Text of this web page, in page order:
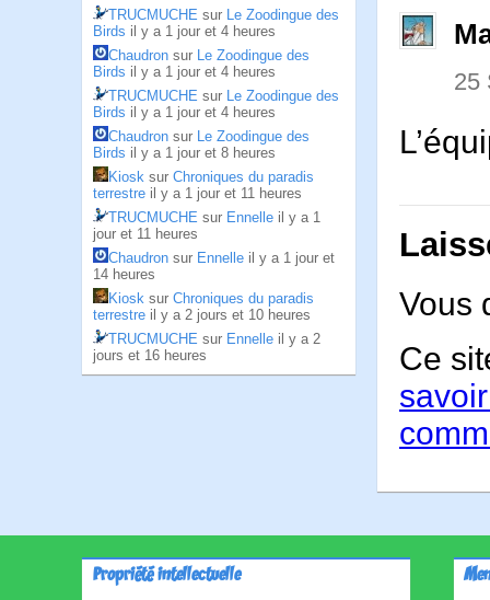
TRUCMUCHE sur Le Zoodingue des
Birds il y a 1 jour et 4 heures
Chaudron sur Le Zoodingue des
Birds il y a 1 jour et 4 heures
TRUCMUCHE sur Le Zoodingue des
Birds il y a 1 jour et 4 heures
Chaudron sur Le Zoodingue des
Birds il y a 1 jour et 8 heures
Kiosk sur Chroniques du paradis
terrestre il y a 1 jour et 11 heures
TRUCMUCHE sur Ennelle il y a 1
jour et 11 heures
Chaudron sur Ennelle il y a 1 jour et
14 heures
Kiosk sur Chroniques du paradis
terrestre il y a 2 jours et 10 heures
TRUCMUCHE sur Ennelle il y a 2
jours et 16 heures
25
Vous
Ce
Propriété intellectuelle